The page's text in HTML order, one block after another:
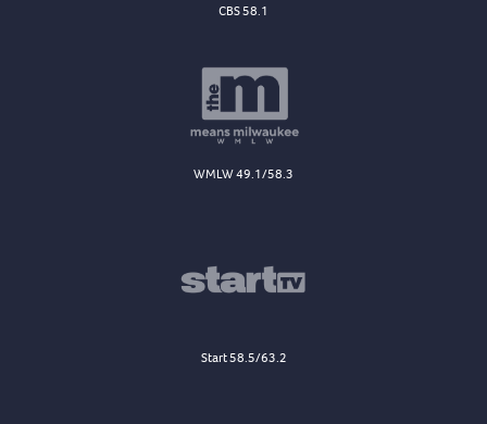
CBS 58.1
WMLW 49.1/58.3
Start 58.5/63.2